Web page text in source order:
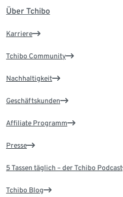
Über Tchibo
Karriere
Tchibo Community
Nachhaltigkeit
Geschäftskunden
Affiliate Programm
Presse
5 Tassen täglich – der Tchibo Podcast
Tchibo Blog